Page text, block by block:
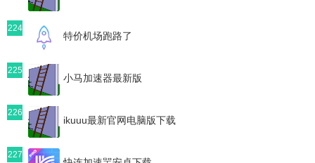
224
特价机场跑路了
225
小马加速器最新版
226
ikuuu最新官网电脑版下载
227